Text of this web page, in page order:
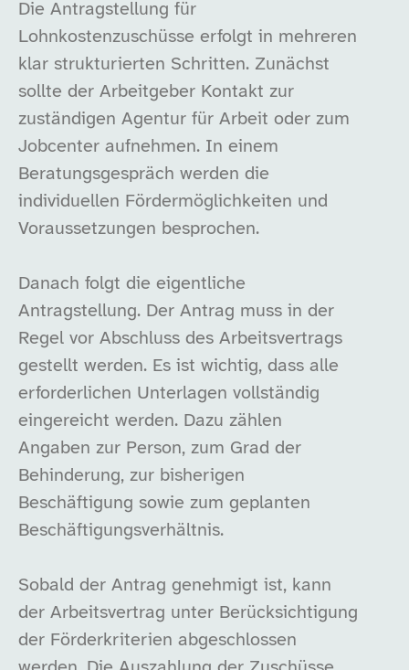
Die Antragstellung für
Lohnkostenzuschüsse erfolgt in mehreren
klar strukturierten Schritten. Zunächst
sollte der Arbeitgeber Kontakt zur
zuständigen Agentur für Arbeit oder zum
Jobcenter aufnehmen. In einem
Beratungsgespräch werden die
individuellen Fördermöglichkeiten und
Voraussetzungen besprochen.
Danach folgt die eigentliche
Antragstellung. Der Antrag muss in der
Regel vor Abschluss des Arbeitsvertrags
gestellt werden. Es ist wichtig, dass alle
erforderlichen Unterlagen vollständig
eingereicht werden. Dazu zählen
Angaben zur Person, zum Grad der
Behinderung, zur bisherigen
Beschäftigung sowie zum geplanten
Beschäftigungsverhältnis.
Sobald der Antrag genehmigt ist, kann
der Arbeitsvertrag unter Berücksichtigung
der Förderkriterien abgeschlossen